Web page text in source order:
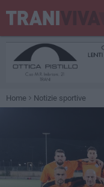
Home Notizie sportive